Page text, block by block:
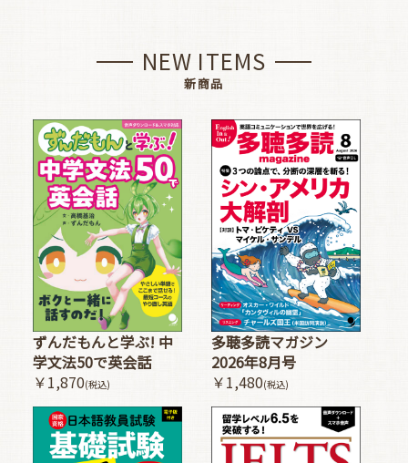
NEW ITEMS
新商品
ずんだもんと学ぶ! 中
学文法50で英会話
￥1,870(税込)
多聴多読マガジン
2026年8月号
￥1,480(税込)